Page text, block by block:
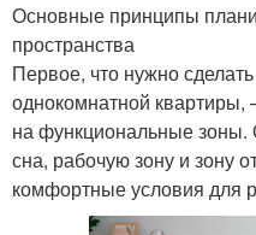
Основные принципы
пространства
Первое, что нужно
однокомнатной квартиры,
на функциональные
сна, рабочую зону и зону
комфортные условия для